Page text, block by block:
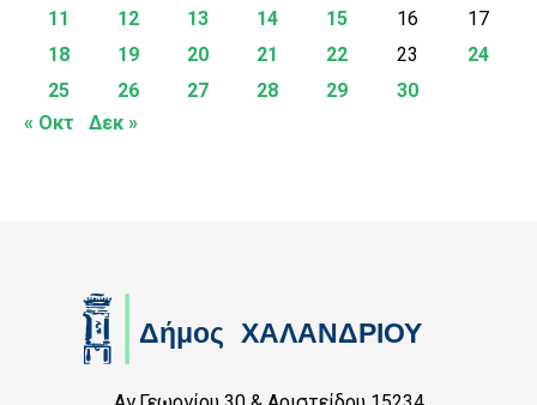
11
12 13 14 15 16
17
18
19 20 21 22 23
24
25
26 27 28 29
30
« Οκτ
Δεκ »